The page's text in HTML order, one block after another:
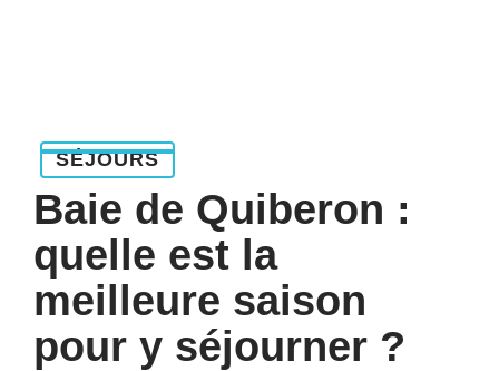
SÉJOURS
Baie de Quiberon :
quelle est la
meilleure saison
pour y séjourner ?